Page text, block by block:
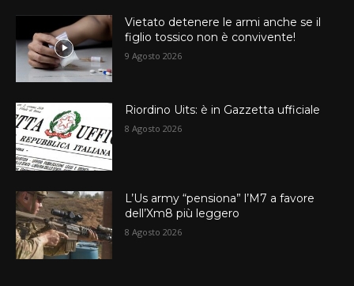
Vietato detenere le armi anche se il
figlio tossico non è convivente!
9 Agosto 2026
Riordino Uits: è in Gazzetta ufficiale
8 Agosto 2026
L’Us army “pensiona” l’M7 a favore
dell’Xm8 più leggero
8 Agosto 2026